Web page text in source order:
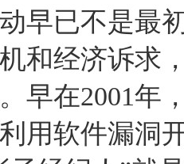
早已不是最
和经济诉求
早在2001年
用软件漏洞